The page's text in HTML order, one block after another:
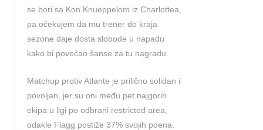
se bori sa Kon Knueppelom iz Charlottea,
pa očekujem da mu trener do kraja
sezone daje dosta slobode u napadu
kako bi povećao šanse za tu nagradu.
Matchup protiv Atlante je prilično solidan i
povoljan, jer su oni među pet najgorih
ekipa u ligi po odbrani restricted area,
odakle Flagg postiže 37% svojih poena.